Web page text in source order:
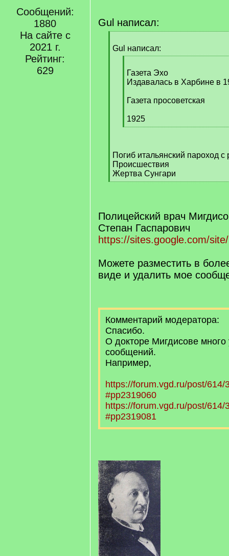
Сообщений:
1880
На сайте с
2021 г.
Рейтинг:
629
Gul написал:
q
Gul написал:
q
]
Газета Эхо
Издавалась в Харбине в
Газета просоветская
1925
[
]
Погиб итальянский пароход
Происшествия
Жертва Сунгари
[
Полицейский врач
Степан Гаспарович
https://sites.google.com/
Можете разместить в
виде и удалить мое
Комментарий модератора:
Спасибо.
О докторе Мигдисове
сообщений.
Например,
https://forum.vgd.ru/post/
#pp2319060
https://forum.vgd.ru/post/
#pp2319081